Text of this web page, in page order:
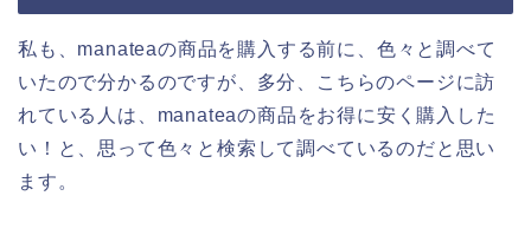
私も、manateaの商品を購入する前に、色々と調べて
いたので分かるのですが、多分、こちらのページに訪
れている人は、manateaの商品をお得に安く購入した
い！と、思って色々と検索して調べているのだと思い
ます。